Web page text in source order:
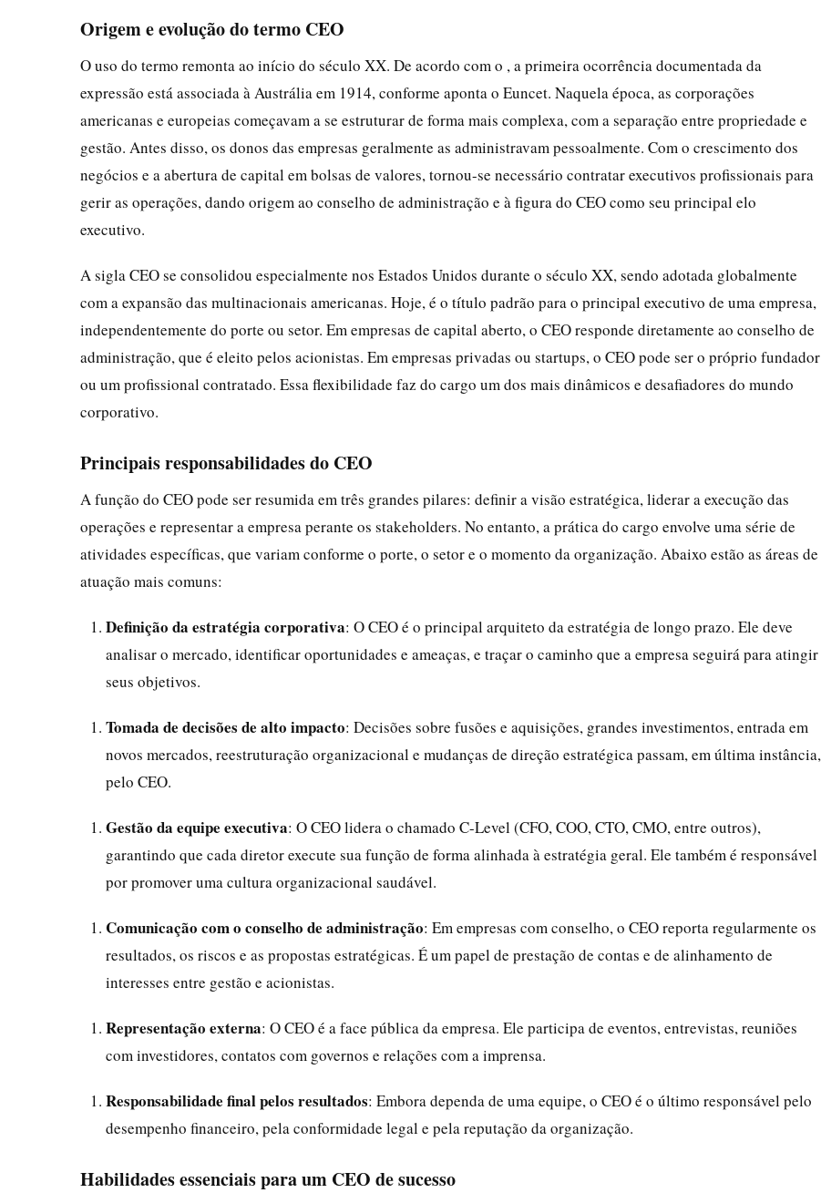
Origem e evolução do termo CEO
O uso do termo remonta ao início do século XX. De acordo com o , a primeira ocorrência documentada da
expressão está associada à Austrália em 1914, conforme aponta o Euncet. Naquela época, as corporações
americanas e europeias começavam a se estruturar de forma mais complexa, com a separação entre propriedade e
gestão. Antes disso, os donos das empresas geralmente as administravam pessoalmente. Com o crescimento dos
negócios e a abertura de capital em bolsas de valores, tornou-se necessário contratar executivos profissionais para
gerir as operações, dando origem ao conselho de administração e à figura do CEO como seu principal elo
executivo.
A sigla CEO se consolidou especialmente nos Estados Unidos durante o século XX, sendo adotada globalmente
com a expansão das multinacionais americanas. Hoje, é o título padrão para o principal executivo de uma empresa,
independentemente do porte ou setor. Em empresas de capital aberto, o CEO responde diretamente ao conselho de
administração, que é eleito pelos acionistas. Em empresas privadas ou startups, o CEO pode ser o próprio fundador
ou um profissional contratado. Essa flexibilidade faz do cargo um dos mais dinâmicos e desafiadores do mundo
corporativo.
Principais responsabilidades do CEO
A função do CEO pode ser resumida em três grandes pilares: definir a visão estratégica, liderar a execução das
operações e representar a empresa perante os stakeholders. No entanto, a prática do cargo envolve uma série de
atividades específicas, que variam conforme o porte, o setor e o momento da organização. Abaixo estão as áreas de
atuação mais comuns:
Definição da estratégia corporativa: O CEO é o principal arquiteto da estratégia de longo prazo. Ele deve
analisar o mercado, identificar oportunidades e ameaças, e traçar o caminho que a empresa seguirá para atingir
seus objetivos.
Tomada de decisões de alto impacto: Decisões sobre fusões e aquisições, grandes investimentos, entrada em
novos mercados, reestruturação organizacional e mudanças de direção estratégica passam, em última instância,
pelo CEO.
Gestão da equipe executiva: O CEO lidera o chamado C-Level (CFO, COO, CTO, CMO, entre outros),
garantindo que cada diretor execute sua função de forma alinhada à estratégia geral. Ele também é responsável
por promover uma cultura organizacional saudável.
Comunicação com o conselho de administração: Em empresas com conselho, o CEO reporta regularmente os
resultados, os riscos e as propostas estratégicas. É um papel de prestação de contas e de alinhamento de
interesses entre gestão e acionistas.
Representação externa: O CEO é a face pública da empresa. Ele participa de eventos, entrevistas, reuniões
com investidores, contatos com governos e relações com a imprensa.
Responsabilidade final pelos resultados: Embora dependa de uma equipe, o CEO é o último responsável pelo
desempenho financeiro, pela conformidade legal e pela reputação da organização.
Habilidades essenciais para um CEO de sucesso